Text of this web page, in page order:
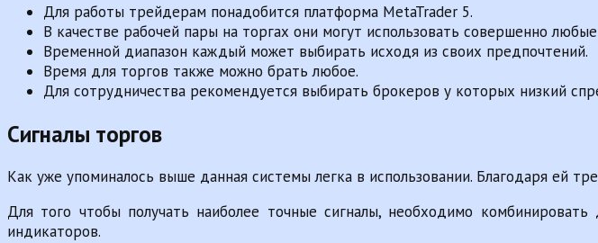
Для работы трейдерам понадобится платформа MetaTrader 5.
В качестве рабочей пары на торгах они могут использовать совершенно
Временной диапазон каждый может выбирать исходя из своих предпочтений.
Время для торгов также можно брать любое.
Для сотрудничества рекомендуется выбирать брокеров у которых низкий
Сигналы торгов
Как уже упоминалось выше данная системы легка в использовании. Благодаря ей
Для того чтобы получать наиболее точные сигналы, необходимо
индикаторов.